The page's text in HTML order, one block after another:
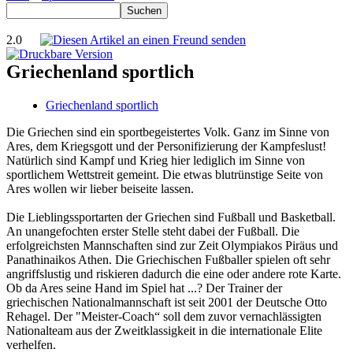
2.0
Griechenland sportlich
Griechenland sportlich
Die Griechen sind ein sportbegeistertes Volk. Ganz im Sinne von
Ares, dem Kriegsgott und der Personifizierung der Kampfeslust!
Natürlich sind Kampf und Krieg hier lediglich im Sinne von
sportlichem Wettstreit gemeint. Die etwas blutrünstige Seite von
Ares wollen wir lieber beiseite lassen.
Die Lieblingssportarten der Griechen sind Fußball und Basketball.
An unangefochten erster Stelle steht dabei der Fußball. Die
erfolgreichsten Mannschaften sind zur Zeit Olympiakos Piräus und
Panathinaikos Athen. Die Griechischen Fußballer spielen oft sehr
angriffslustig und riskieren dadurch die eine oder andere rote Karte.
Ob da Ares seine Hand im Spiel hat ...? Der Trainer der
griechischen Nationalmannschaft ist seit 2001 der Deutsche Otto
Rehagel. Der "Meister-Coach“ soll dem zuvor vernachlässigten
Nationalteam aus der Zweitklassigkeit in die internationale Elite
verhelfen.